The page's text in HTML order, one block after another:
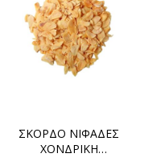
ΣΚΟΡΔΟ ΝΙΦΑΔΕΣ
ΧΟΝΔΡΙΚΗ